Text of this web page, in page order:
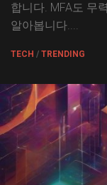
합니다. MFA도 무
알아봅니다....
TECH / TRENDING